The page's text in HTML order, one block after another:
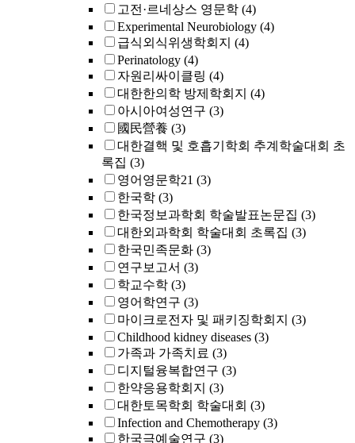
고전·르네상스 영문학 (4)
Experimental Neurobiology (4)
급식외식위생학회지 (4)
Perinatology (4)
자원리싸이클링 (4)
대한한의학 방제학회지 (4)
아시아여성연구 (3)
國民營養 (3)
대한결핵 및 호흡기학회 추계학술대회 초
록집 (3)
영어영문학21 (3)
한국학 (3)
한국정보과학회 학술발표논문집 (3)
대한외과학회 학술대회 초록집 (3)
한국민족문화 (3)
연구보고서 (3)
학교수학 (3)
영어학연구 (3)
마이크로전자 및 패키징학회지 (3)
Childhood kidney diseases (3)
가족과 가족치료 (3)
디지털융복합연구 (3)
한약응용학회지 (3)
대한토목학회 학술대회 (3)
Infection and Chemotherapy (3)
한국극예술연구 (3)